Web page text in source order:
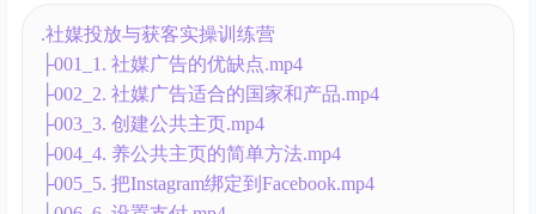
.社媒投放与获客实操训练营
├001_1. 社媒广告的优缺点.mp4
├002_2. 社媒广告适合的国家和产品.mp4
├003_3. 创建公共主页.mp4
├004_4. 养公共主页的简单方法.mp4
├005_5. 把Instagram绑定到Facebook.mp4